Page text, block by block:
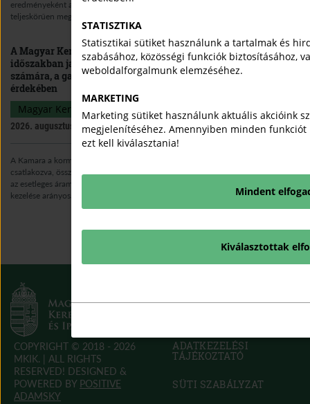
eredményeként a Demján Sándor Tőkeprogram keretösszegét a feltételeknek
teljeskörűen megfelelő vállalkozások számához igazítják.
A Magyar Kereskedelmi és Iparkamara az energiaválságos
időszakban javaslatokat fogalmaz meg a vállalkozások
számára, a gazdaság működőképességének megőrzése
érdekében
Magyar Kereskedelmi és Iparkamara
Sajtóközlemény
2026. augusztus 01.
A Kamara a kormány javaslataihoz és nagyfogyasztók felajánlásaihoz
csatlakozva, összesítő javaslatokat fogalmaz meg a vállalkozások számára, hogy
az esetleges áramtermelési kapacitás-kiesésből eredő ellátási kockázatok
kezelése arányosan történjen.
COPYRIGHT © 2018 - 2026
MKIK. | ALL RIGHTS
RESERVED! DESIGNED &
POWERED BY POSITIVE
ADAMSKY
INFORMÁCIÓS
NEW
WINDOW)
ADATKEZELÉSI
TÁJÉKOZTATÓ
SÜTI SZABÁLYZAT
STATISZTIKA
Statisztikai sütiket használunk a tartalmak és
szabásához, közösségi funkciók biztosításához,
weboldalforgalmunk elemzéséhez.
MARKETING
Marketing sütiket használunk aktuális akcióink
megjelenítéséhez. Amennyiben minden funkciót
ezt kell kiválasztania!
Mindent
Kiválasztottak